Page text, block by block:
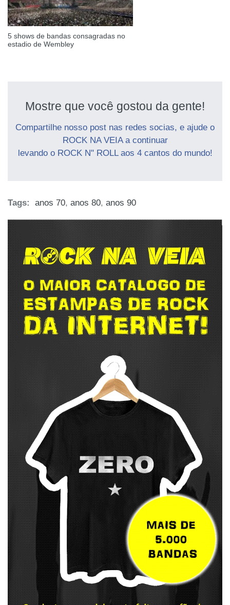
5 shows de bandas consagradas no
estadio de Wembley
Mostre que você gostou da gente!
Compartilhe nosso post nas redes socias, e ajude o
ROCK NA VEIA a continuar
levando o ROCK N" ROLL aos 4 cantos do mundo!
Tags: anos 70, anos 80, anos 90